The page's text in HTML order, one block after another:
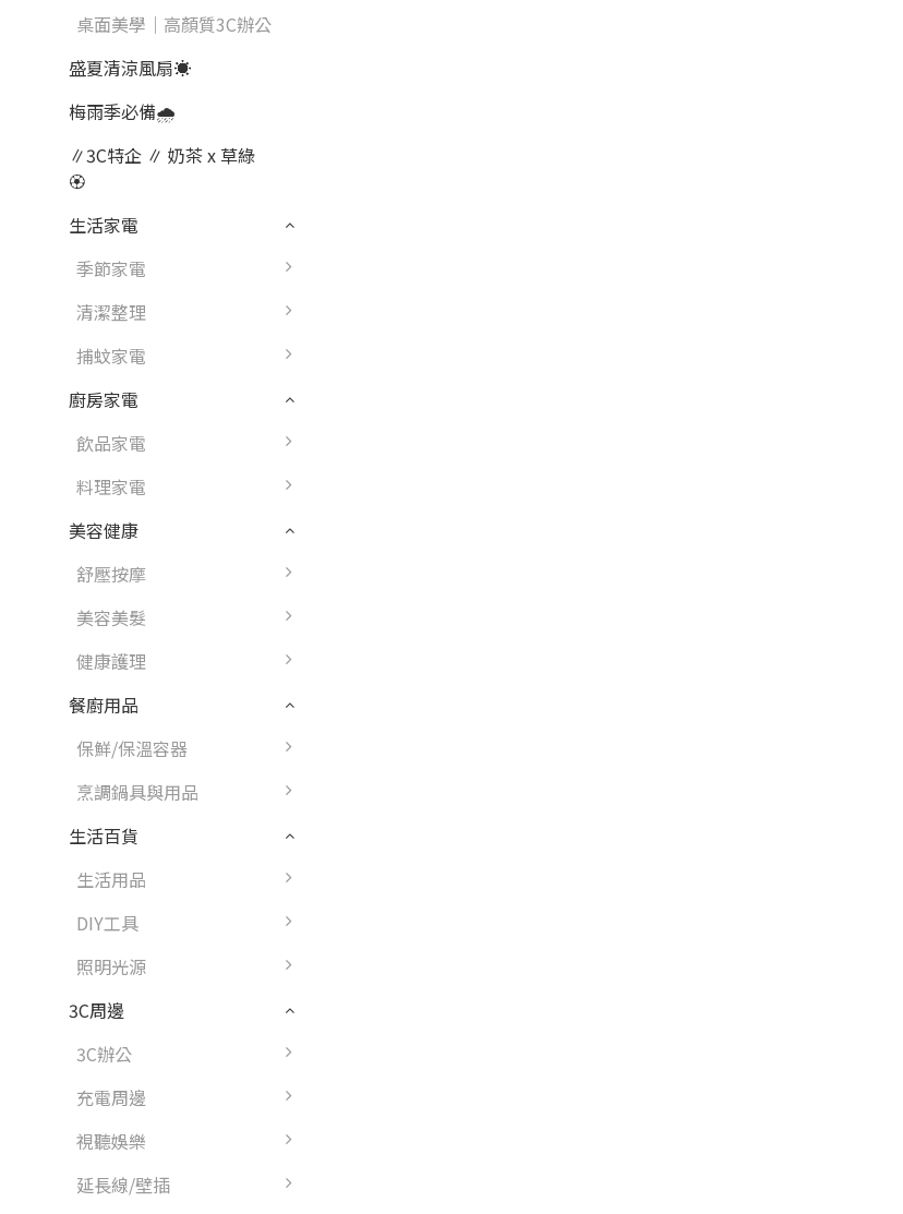
桌面美學｜高顏質3C辦公
盛夏清涼風扇☀️
梅雨季必備🌧️
∥3C特企 ∥ 奶茶 x 草綠
🏵
生活家電
季節家電
清潔整理
捕蚊家電
廚房家電
飲品家電
料理家電
美容健康
舒壓按摩
美容美髮
健康護理
餐廚用品
保鮮/保溫容器
烹調鍋具與用品
生活百貨
生活用品
DIY工具
照明光源
3C周邊
3C辦公
充電周邊
視聽娛樂
延長線/壁插